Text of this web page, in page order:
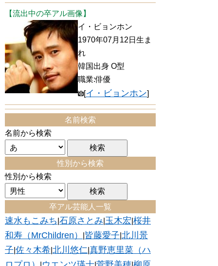
【流出中の卒アル画像】
イ・ビョンホン
1970年07月12日生ま
れ
韓国出身 O型
職業:俳優
[イ・ビョンホン]
名前検索
名前から検索
性別から検索
性別から検索
卒アル芸能人一覧
速水もこみち 石原さとみ 玉木宏 桜井
和寿（MrChildren）
皆藤愛子 北川景
子 佐々木希 北川悠仁 真野恵里菜（ハ